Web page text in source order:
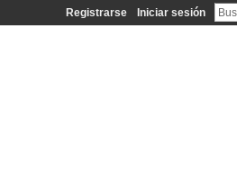
Registrarse Iniciar sesión